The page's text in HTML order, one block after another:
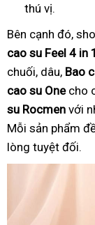
thú vị.
Bên cạnh đó,
cao su Feel 4 in 1
chuối, dâu, Bao
cao su Onecho
su Rocmen với
Mỗi sản phẩm
lòng tuyệt đối.